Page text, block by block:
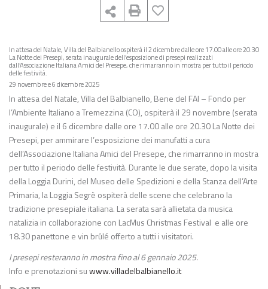
In attesa del Natale, Villa del Balbianello ospiterà il 2 dicembre dalle ore 17.00 alle ore 20.30
La Notte dei Presepi, serata inaugurale dell’esposizione di presepi realizzati
dall’Associazione Italiana Amici del Presepe, che rimarranno in mostra per tutto il periodo
delle festività.
29 novembre e 6 dicembre 2025
In attesa del Natale, Villa del Balbianello, Bene del FAI – Fondo per
l’Ambiente Italiano a Tremezzina (CO), ospiterà il 29 novembre (serata
inaugurale) e il 6 dicembre dalle ore 17.00 alle ore 20.30 La Notte dei
Presepi, per ammirare l’esposizione dei manufatti a cura
dell’Associazione Italiana Amici del Presepe, che rimarranno in mostra
per tutto il periodo delle festività. Durante le due serate, dopo la visita
della Loggia Durini, del Museo delle Spedizioni e della Stanza dell’Arte
Primaria, la Loggia Segrè ospiterà delle scene che celebrano la
tradizione presepiale italiana. La serata sarà allietata da musica
natalizia in collaborazione con LacMus Christmas Festival e alle ore
18.30 panettone e vin brûlé offerto a tutti i visitatori.
I presepi resteranno in mostra fino al 6 gennaio 2025.
Info e prenotazioni suwww.villadelbalbianello.it